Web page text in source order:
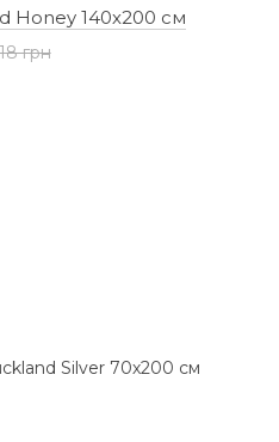
Honey 140х200 см
грн